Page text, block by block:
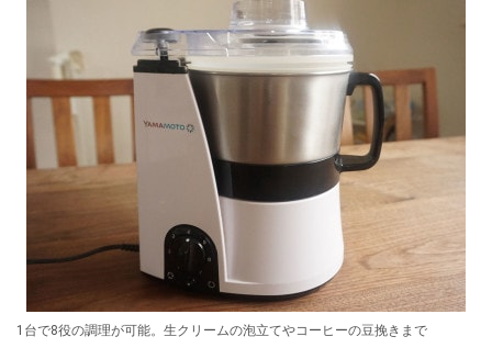
1台で8役の調理が可能。生クリームの泡立てやコーヒーの豆挽きまで